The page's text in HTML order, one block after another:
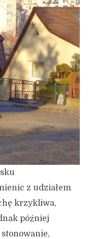
z udziałem
krzykliwa,
później
stonowanie,